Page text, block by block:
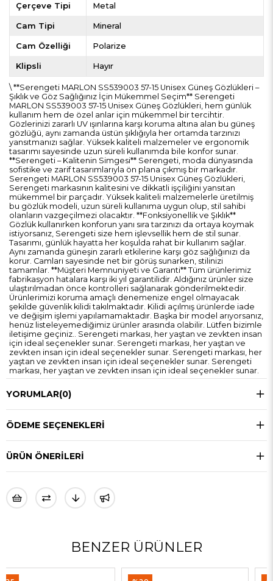
Çerçeve Tipi Metal
Cam Tipi Mineral
Cam Özelliği Polarize
Klipsli Hayır
\ **Serengeti MARLON SS539003 57-15 Unisex Güneş Gözlükleri –
Şıklık ve Göz Sağlığınız İçin Mükemmel Seçim** Serengeti
MARLON SS539003 57-15 Unisex Güneş Gözlükleri, hem günlük
kullanım hem de özel anlar için mükemmel bir tercihtir.
Gözlerinizi zararlı UV ışınlarına karşı koruma altına alan bu güneş
gözlüğü, aynı zamanda üstün şıklığıyla her ortamda tarzınızı
yansıtmanızı sağlar. Yüksek kaliteli malzemeler ve ergonomik
tasarımı sayesinde uzun süreli kullanımda bile konfor sunar.
**Serengeti – Kalitenin Simgesi** Serengeti, moda dünyasında
sofistike ve zarif tasarımlarıyla ön plana çıkmış bir markadır.
Serengeti MARLON SS539003 57-15 Unisex Güneş Gözlükleri,
Serengeti markasının kalitesini ve dikkatli işçiliğini yansıtan
mükemmel bir parçadır. Yüksek kaliteli malzemelerle üretilmiş
bu gözlük modeli, uzun süreli kullanıma uygun olup, stil sahibi
olanların vazgeçilmezi olacaktır. **Fonksiyonellik ve Şıklık**
Gözlük kullanırken konforun yanı sıra tarzınızı da ortaya koymak
istiyorsanız, Serengeti size hem işlevsellik hem de stil sunar.
Tasarımı, günlük hayatta her koşulda rahat bir kullanım sağlar.
Aynı zamanda güneşin zararlı etkilerine karşı göz sağlığınızı da
korur. Camları sayesinde net bir görüş sunarken, stilinizi
tamamlar. **Müşteri Memnuniyeti ve Garanti** Tüm ürünlerimiz
fabrikasyon hatalara karşı iki yıl garantilidir. Aldığınız ürünler size
ulaştırılmadan önce kontrolleri sağlanarak gönderilmektedir.
Ürünlerimizi koruma amaçlı denemenize engel olmayacak
şekilde güvenlik kilidi takılmaktadır. Kilidi açılmış ürünlerde iade
ve değişim işlemi yapılamamaktadır. Başka bir model arıyorsanız,
henüz listeleyemediğimiz ürünler arasında olabilir. Lütfen bizimle
iletişime geçiniz.. Serengeti markası, her yaştan ve zevkten insan
için ideal seçenekler sunar. Serengeti markası, her yaştan ve
zevkten insan için ideal seçenekler sunar. Serengeti markası, her
yaştan ve zevkten insan için ideal seçenekler sunar. Serengeti
markası, her yaştan ve zevkten insan için ideal seçenekler sunar.
YORUMLAR(0)
ÖDEME SEÇENEKLERI
ÜRÜN ÖNERILERI
BENZER ÜRÜNLER